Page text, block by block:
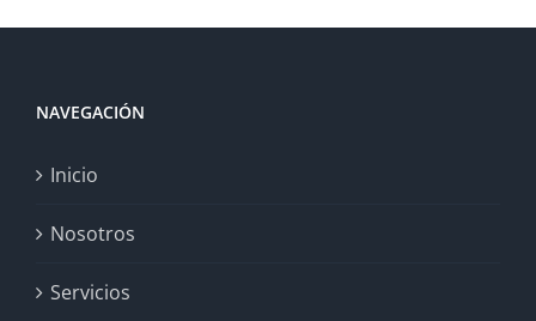
NAVEGACIÓN
Inicio
Nosotros
Servicios